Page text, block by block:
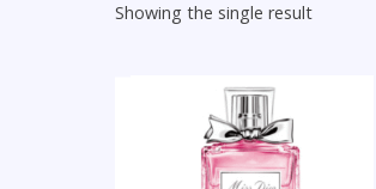
Showing the single result